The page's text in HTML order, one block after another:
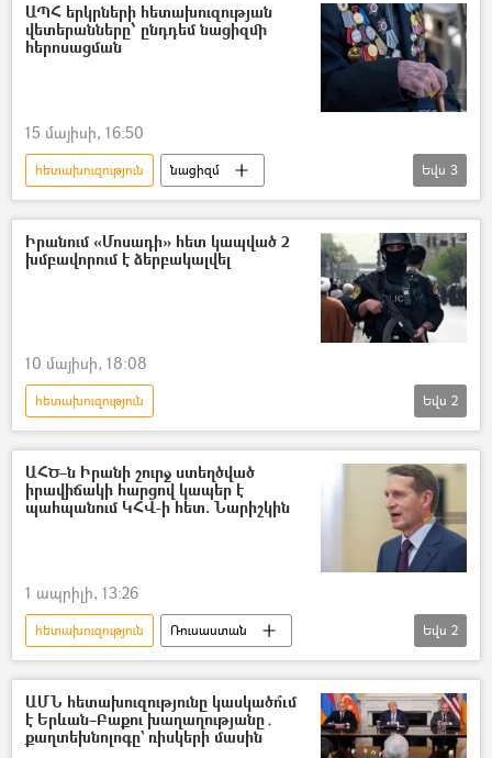
ԱՊՀ երկրների հետախուզության
վետերանները՝ ընդդեմ նացիզմի
հերոսացման
15 մայիսի, 16:50
հետախուզություն
նացիզմ
Հայրենական մեծ պատերազմ
Հայրենական մեծ պատերազմի վետերան
հետախույզ
Եվս 3
Իրանում «Մոսադի» հետ կապված 2
խմբավորում է ձերբակալվել
10 մայիսի, 18:08
հետախուզություն
Իրանի Իսլամական Հանրապետություն
Մոսադ
Եվս 2
ԱՀԾ–ն Իրանի շուրջ ստեղծված
իրավիճակի հարցով կապեր է
պահպանում ԿՀՎ-ի հետ. Նարիշկին
1 ապրիլի, 13:26
հետախուզություն
Ռուսաստան
Սերգեյ Նարիշկին
Իրանի Իսլամական Հանրապետություն
Եվս 2
ԱՄՆ հետախուզությունը կասկածո՞ւմ
է Երևան–Բաքու խաղաղությանը․
քաղտեխնոլոգը` ռիսկերի մասին